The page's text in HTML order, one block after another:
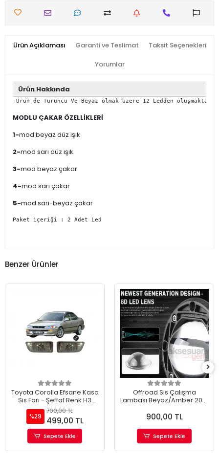
Ürün Açıklaması Garanti ve Teslimat Taksit Seçenekleri
Yorumlar
Ürün Hakkında
-Ürün de Turuncu Ve Beyaz olmak üzere 12 Ledden
MODLU ÇAKAR ÖZELLİKLERİ
1-mod beyaz düz ışık
2-mod sarı düz ışık
3-mod beyaz çakar
4-mod sarı çakar
5-mod sarı-beyaz çakar
Paket içeriği : 2 Adet Led
Benzer Ürünler
Toyota Corolla Efsane Kasa
Sis Farı - Şeffaf Renk H3
Ampul
%29
700,00 TL
499,00 TL
Sepete Ekle
Offroad Sis Çalışma
Lambası Beyaz/Amber 20W
Ürün(TEKLİ'DİR)
900,00 TL
Sepete Ekle